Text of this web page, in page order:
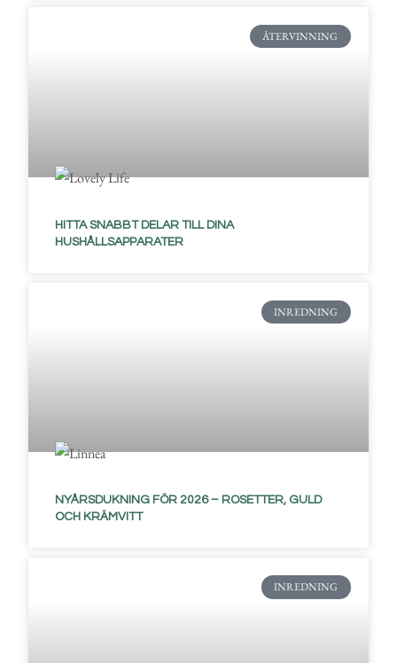
ÅTERVINNING
HITTA SNABBT DELAR TILL DINA
HUSHÅLLSAPPARATER
INREDNING
NYÅRSDUKNING FÖR 2026 – ROSETTER, GULD
OCH KRÄMVITT
INREDNING